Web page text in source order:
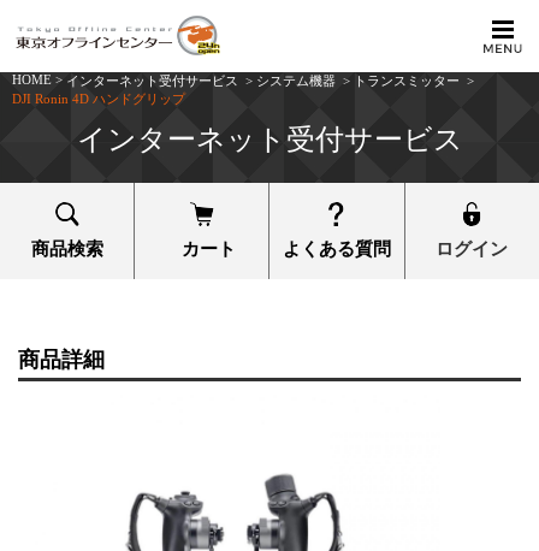
HOME > インターネット受付サービス > システム機器 > トランスミッター >
DJI Ronin 4D ハンドグリップ
インターネット受付サービス
商品検索 カート よくある質問 ログイン
商品詳細